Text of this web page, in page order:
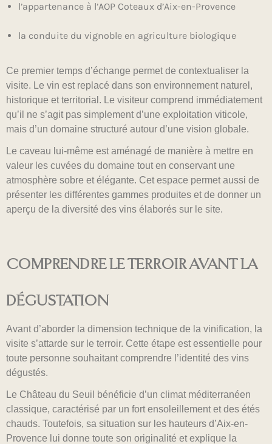
l’appartenance à l’AOP Coteaux d’Aix-en-Provence
la conduite du vignoble en agriculture biologique
Ce premier temps d’échange permet de contextualiser la
visite. Le vin est replacé dans son environnement naturel,
historique et territorial. Le visiteur comprend immédiatement
qu’il ne s’agit pas simplement d’une exploitation viticole,
mais d’un domaine structuré autour d’une vision globale.
Le caveau lui-même est aménagé de manière à mettre en
valeur les cuvées du domaine tout en conservant une
atmosphère sobre et élégante. Cet espace permet aussi de
présenter les différentes gammes produites et de donner un
aperçu de la diversité des vins élaborés sur le site.
COMPRENDRE LE TERROIR AVANT LA
DÉGUSTATION
Avant d’aborder la dimension technique de la vinification, la
visite s’attarde sur le terroir. Cette étape est essentielle pour
toute personne souhaitant comprendre l’identité des vins
dégustés.
Le Château du Seuil bénéficie d’un climat méditerranéen
classique, caractérisé par un fort ensoleillement et des étés
chauds. Toutefois, sa situation sur les hauteurs d’Aix-en-
Provence lui donne toute son originalité et explique la